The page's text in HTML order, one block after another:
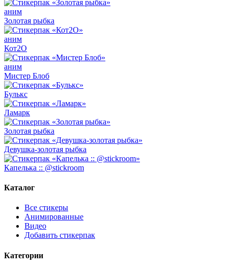
аним
Золотая рыбка
аним
Кот2О
аним
Мистер Блоб
Булькс
Ламарк
Золотая рыбка
Девушка-золотая рыбка
Капелька :: @stickroom
Каталог
Все стикеры
Анимированные
Видео
Добавить стикерпак
Категории